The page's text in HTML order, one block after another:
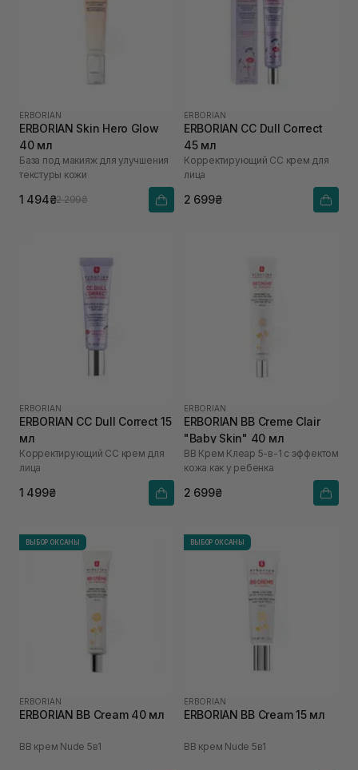
ERBORIAN
ERBORIAN Skin Hero Glow
40 мл
База под макияж для улучшения
текстуры кожи
1 494₴2 299₴
ERBORIAN
ERBORIAN CC Dull Correct
45 мл
Корректирующий СС крем для
лица
2 699₴
ERBORIAN
ERBORIAN CC Dull Correct 15
мл
Корректирующий СС крем для
лица
1 499₴
ERBORIAN
ERBORIAN BB Creme Clair
"Baby Skin" 40 мл
ВВ Крем Клеар 5-в-1 с эффектом
кожа как у ребенка
2 699₴
ВЫБОР ОКСАНЫ
ERBORIAN
ERBORIAN BB Cream 40 мл
ВВ крем Nude 5в1
ВЫБОР ОКСАНЫ
ERBORIAN
ERBORIAN BB Cream 15 мл
ВВ крем Nude 5в1